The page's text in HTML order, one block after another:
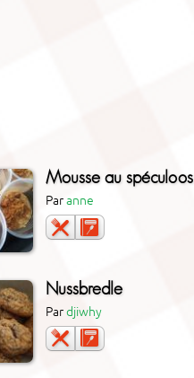
Mousse au spéculoos
Paranne
Nussbredle
Pardjiwhy